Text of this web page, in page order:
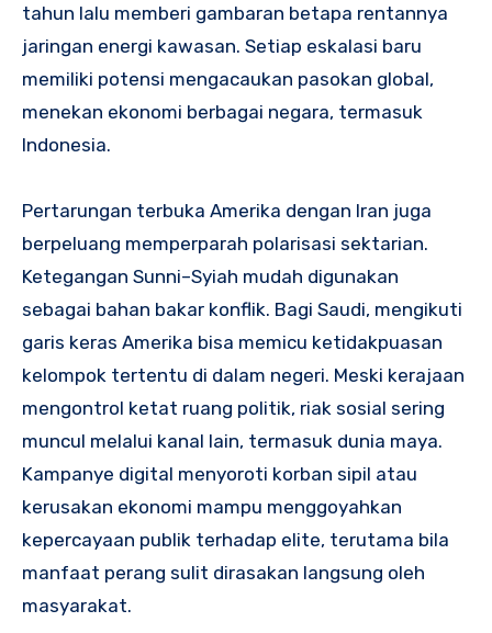
tahun lalu memberi gambaran betapa rentannya
jaringan energi kawasan. Setiap eskalasi baru
memiliki potensi mengacaukan pasokan global,
menekan ekonomi berbagai negara, termasuk
Indonesia.
Pertarungan terbuka Amerika dengan Iran juga
berpeluang memperparah polarisasi sektarian.
Ketegangan Sunni–Syiah mudah digunakan
sebagai bahan bakar konflik. Bagi Saudi, mengikuti
garis keras Amerika bisa memicu ketidakpuasan
kelompok tertentu di dalam negeri. Meski kerajaan
mengontrol ketat ruang politik, riak sosial sering
muncul melalui kanal lain, termasuk dunia maya.
Kampanye digital menyoroti korban sipil atau
kerusakan ekonomi mampu menggoyahkan
kepercayaan publik terhadap elite, terutama bila
manfaat perang sulit dirasakan langsung oleh
masyarakat.